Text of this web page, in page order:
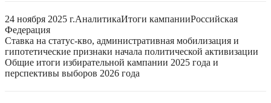
24 ноября 2025 г.АналитикаИтоги кампанииРоссийская
Федерация
Ставка на статус-кво, административная мобилизация и
гипотетические признаки начала политической активизации
Общие итоги избирательной кампании 2025 года и
перспективы выборов 2026 года